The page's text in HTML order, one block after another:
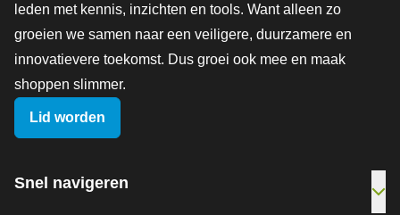
leden met kennis, inzichten en tools. Want alleen zo
groeien we samen naar een veiligere, duurzamere en
innovatievere toekomst. Dus groei ook mee en maak
shoppen slimmer.
Lid worden
Snel navigeren